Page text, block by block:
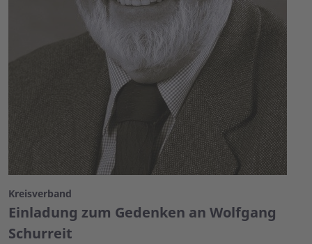
Kreisverband
Einladung zum Gedenken an Wolfgang
Schurreit